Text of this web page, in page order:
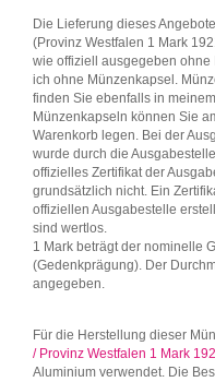
Die Lieferung dieses
(Provinz Westfalen 1 Mark
wie offiziell ausgegeben ohne
ich ohne Münzenkapsel.
finden Sie ebenfalls in
Münzenkapseln können Sie
Warenkorb legen. Bei der
wurde durch die
offizielles Zertifikat der
grundsätzlich nicht. Ein
offiziellen Ausgabestelle
sind wertlos.
1 Mark beträgt der nominelle
(Gedenkprägung). Der
angegeben.
Für die Herstellung dieser
/ Provinz Westfalen 1 Mark
Aluminium verwendet. Die